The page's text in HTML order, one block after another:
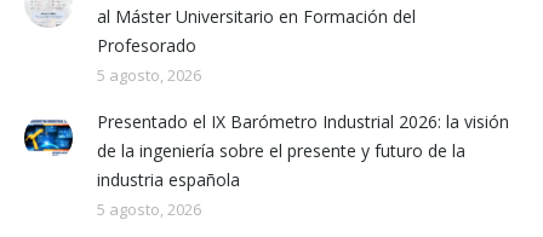
al Máster Universitario en Formación del
Profesorado
5 agosto, 2026
Presentado el IX Barómetro Industrial 2026: la visión
de la ingeniería sobre el presente y futuro de la
industria española
5 agosto, 2026